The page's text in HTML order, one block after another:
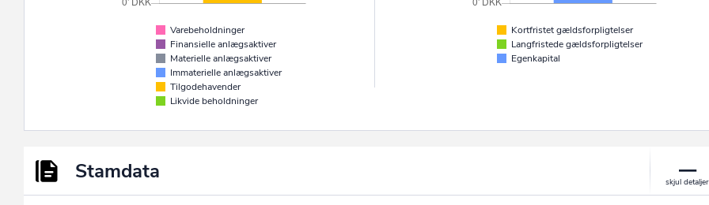
Varebeholdninger
Finansielle anlægsaktiver
Materielle anlægsaktiver
Immaterielle anlægsaktiver
Tilgodehavender
Likvide beholdninger
Kortfristet gældsforpligtelser
Langfristede gældsforpligtelser
Egenkapital
Stamdata